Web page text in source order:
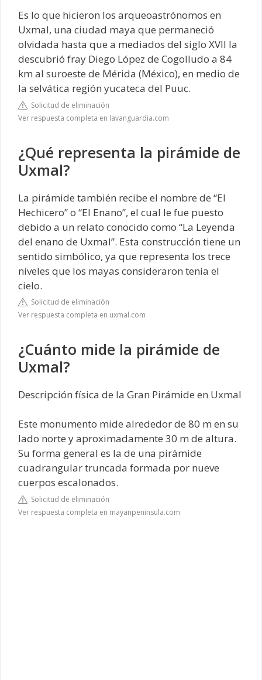
Es lo que hicieron los arqueoastrónomos en
Uxmal, una ciudad maya que permaneció
olvidada hasta que a mediados del siglo XVII la
descubrió fray Diego López de Cogolludo a 84
km al suroeste de Mérida (México), en medio de
la selvática región yucateca del Puuc.
Solicitud de eliminación
Ver respuesta completa en lavanguardia.com
¿Qué representa la pirámide de
Uxmal?
La pirámide también recibe el nombre de “El
Hechicero” o “El Enano”, el cual le fue puesto
debido a un relato conocido como “La Leyenda
del enano de Uxmal”. Esta construcción tiene un
sentido simbólico, ya que representa los trece
niveles que los mayas consideraron tenía el
cielo.
Solicitud de eliminación
Ver respuesta completa en uxmal.com
¿Cuánto mide la pirámide de
Uxmal?
Descripción física de la Gran Pirámide en Uxmal
Este monumento mide alrededor de 80 m en su
lado norte y aproximadamente 30 m de altura.
Su forma general es la de una pirámide
cuadrangular truncada formada por nueve
cuerpos escalonados.
Solicitud de eliminación
Ver respuesta completa en mayanpeninsula.com